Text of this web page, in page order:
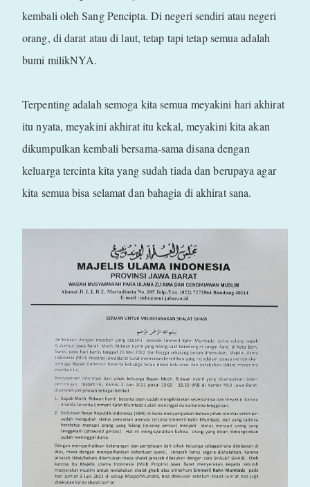
kembali oleh Sang Pencipta. Di negeri sendiri atau negeri
orang, di darat atau di laut, tetap tapi tetap semua adalah
bumi milikNYA.
Terpenting adalah semoga kita semua meyakini hari akhirat
itu nyata, meyakini akhirat itu kekal, meyakini kita akan
dikumpulkan kembali bersama-sama disana dengan
keluarga tercinta kita yang sudah tiada dan berupaya agar
kita semua bisa selamat dan bahagia di akhirat sana.